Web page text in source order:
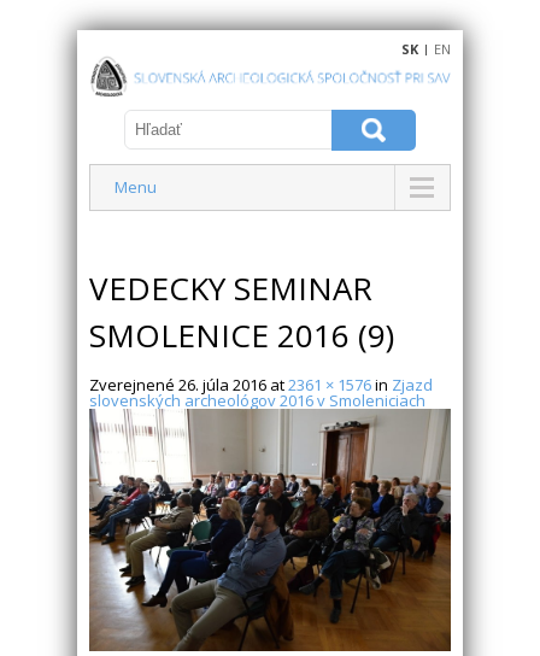
SK | EN
Menu
VEDECKY SEMINAR
SMOLENICE 2016 (9)
Zverejnené 26. júla 2016 at2361 × 1576in Zjazd
slovenských archeológov 2016 v Smoleniciach